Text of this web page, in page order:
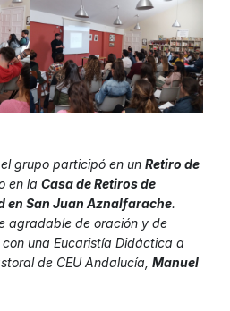
grupo participó en un Retiro de
en la Casa de Retiros de
en San Juan Aznalfarache.
agradable de oración y de
una Eucaristía Didáctica a
de CEU Andalucía, Manuel